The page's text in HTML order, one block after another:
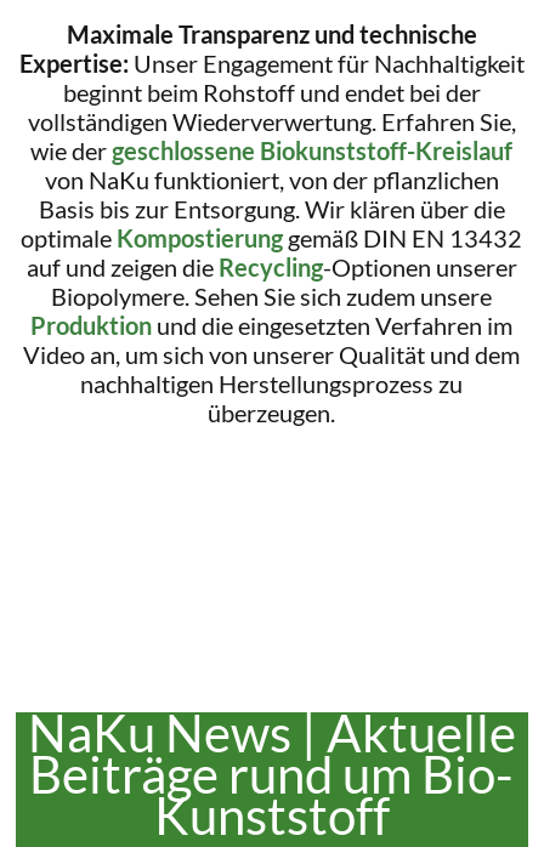
Maximale Transparenz und technische
Expertise:Unser Engagement für Nachhaltigkeit
beginnt beim Rohstoff und endet bei der
vollständigen Wiederverwertung. Erfahren Sie,
wie dergeschlossene Biokunststoff-Kreislauf
von NaKu funktioniert, von der pflanzlichen
Basis bis zur Entsorgung. Wir klären über die
optimale Kompostierunggemäß DIN EN 13432
auf und zeigen die Recycling-Optionen unserer
Biopolymere. Sehen Sie sich zudem unsere
Produktion und die eingesetzten Verfahren im
Video an, um sich von unserer Qualität und dem
nachhaltigen Herstellungsprozess zu
überzeugen.
NaKu News | Aktuelle
Beiträge rund um Bio-
Kunststoff